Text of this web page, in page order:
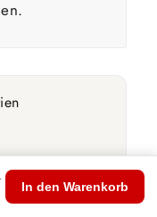
geölt
In den Warenkorb
🛒
Warenkorb
👤
Konto